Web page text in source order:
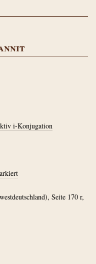
i-Konjugation
Seite 170 r,